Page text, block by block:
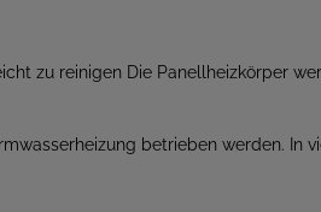
zu reinigen Die Panellheizkörper
betrieben werden. In